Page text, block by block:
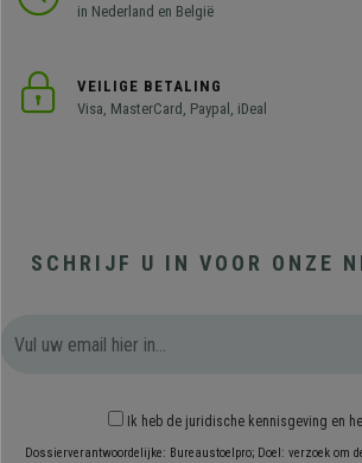
in Nederland en België
VEILIGE BETALING
Visa, MasterCard, Paypal, iDeal
SCHRIJF U IN VOOR ONZE
Ik heb de juridische kennisgeving en
Dossierverantwoordelijke: Bureaustoelpro; Doel: verzoek om